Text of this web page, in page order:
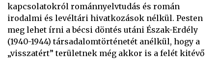
kapcsolatokról románnyelvtudás és román
irodalmi és levéltári hivatkozások nélkül. Pesten
meg lehet írni a bécsi döntés utáni Észak-Erdély
(1940-1944) társadalomtörténetét anélkül, hogy a
„visszatért” területnek még akkor is a felét kitévő